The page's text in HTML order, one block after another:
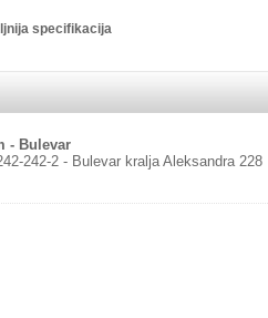
specifikacija
- Bulevar
242-2 - Bulevar kralja Aleksandra 228